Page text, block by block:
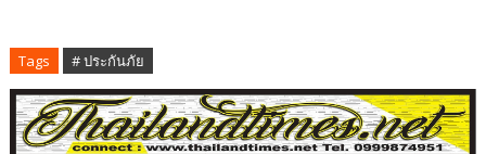
Tags # ประกันภัย